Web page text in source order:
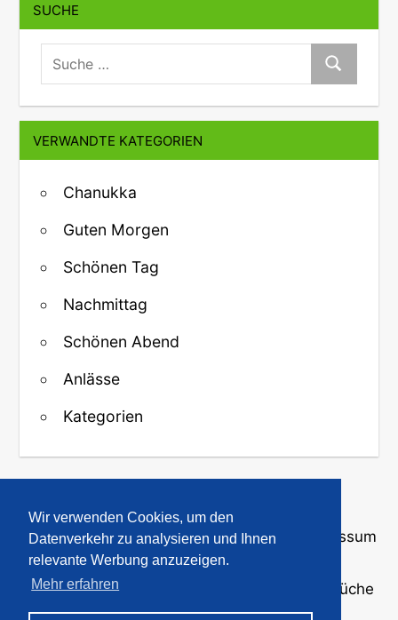
Wir verwenden Cookies, um den
Datenverkehr zu analysieren und Ihnen
relevante Werbung anzuzeigen.
Mehr erfahren
SUCHE
suche:
Suche
VERWANDTE KATEGORIEN
Chanukka
Guten Morgen
Schönen Tag
Nachmittag
Schönen Abend
Anlässe
Kategorien
↑ Zurück zum Anfang
Über uns·Kontakt·Datenschutz Impressum
© 2008-2026
· Bilder und Sprüche
für WhatsApp und Profile